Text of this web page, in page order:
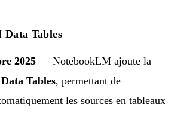
Data Tables
2025 — NotebookLM ajoute la
Data Tables, permettant de
les sources en tableaux